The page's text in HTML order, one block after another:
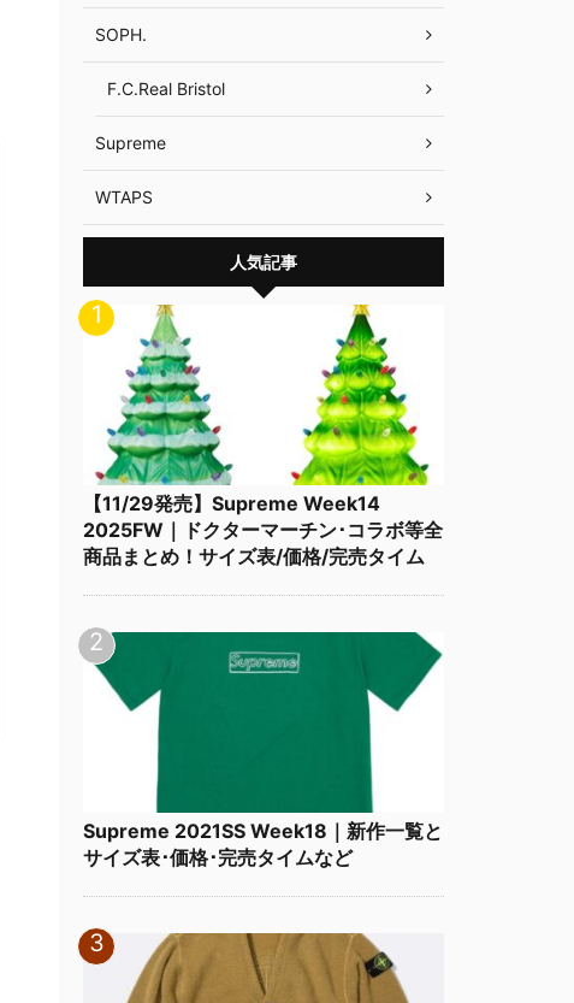
SOPH.
F.C.Real Bristol
Supreme
WTAPS
人気記事
【11/29発売】Supreme Week14
2025FW｜ドクターマーチン･コラボ等全
商品まとめ！サイズ表/価格/完売タイム
Supreme 2021SS Week18｜新作一覧と
サイズ表･価格･完売タイムなど